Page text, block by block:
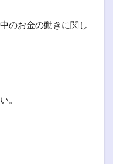
のお金の動きに関し
。